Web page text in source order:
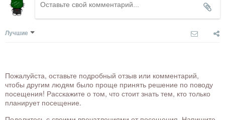
Лучшие
Пожалуйста, оставьте подробный отзыв или комментарий,
чтобы другим людям было проще принять решение по поводу
посещения! Расскажите о том, что стоит знать тем, кто только
планирует посещение.